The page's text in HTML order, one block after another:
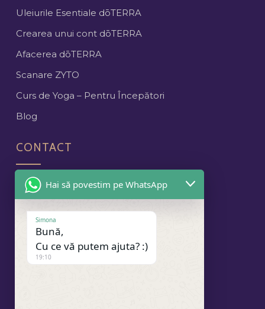
Uleiurile Esentiale dōTERRA
Crearea unui cont dōTERRA
Afacerea dōTERRA
Scanare ZYTO
Curs de Yoga – Pentru Începători
Blog
CONTACT
Cluj-Napoca
contact@spandaproject.ro
+40 740 175 185
NEWSLETTER
Hai să povestim pe WhatsApp
Simona
Bună,
Cu ce vă putem ajuta? :)
19:10